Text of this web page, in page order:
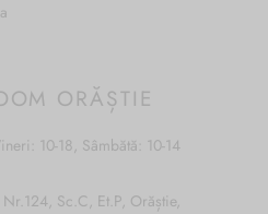
ORĂȘTIE
10-18, Sâmbătă: 10-14
Sc.C, Et.P, Orăștie,